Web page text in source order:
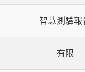
智慧測驗報
有限